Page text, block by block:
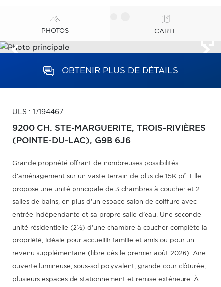
PHOTOS CARTE
OBTENIR PLUS DE DÉTAILS
ULS : 17194467
9200 CH. STE-MARGUERITE, TROIS-RIVIÈRES
(POINTE-DU-LAC), G9B 6J6
Grande propriété offrant de nombreuses possibilités
d'aménagement sur un vaste terrain de plus de 15K pi². Elle
propose une unité principale de 3 chambres à coucher et 2
salles de bains, en plus d'un espace salon de coiffure avec
entrée indépendante et sa propre salle d'eau. Une seconde
unité résidentielle (2½) d'une chambre à coucher complète la
propriété, idéale pour accueillir famille et amis ou pour un
revenu supplémentaire (libre dès le premier août 2026). Aire
ouverte lumineuse, sous-sol polyvalent, grande cour clôturée,
plusieurs espaces de stationnement et remise extérieure. À